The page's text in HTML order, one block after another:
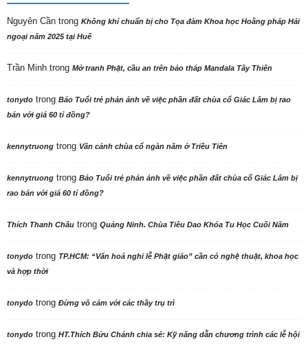
Nguyên Cần trong Không khí chuẩn bị cho Tọa đàm Khoa học Hoằng pháp Hải
ngoại năm 2025 tại Huế
Trần Minh trong Mở tranh Phật, cầu an trên bảo tháp Mandala Tây Thiên
tonydo trong Báo Tuổi trẻ phản ảnh về việc phần đất chùa cổ Giác Lâm bị rao
bán với giá 60 tỉ đồng?
kennytruong trong Vãn cảnh chùa cổ ngàn năm ở Triều Tiên
kennytruong trong Báo Tuổi trẻ phản ảnh về việc phần đất chùa cổ Giác Lâm bị
rao bán với giá 60 tỉ đồng?
Thích Thanh Châu trong Quảng Ninh. Chùa Tiêu Dao Khóa Tu Học Cuối Năm
tonydo trong TP.HCM: “Văn hoá nghi lễ Phật giáo” cần có nghệ thuật, khoa học
và hợp thời
tonydo trong Đừng vô cảm với các thầy trụ trì
tonydo trong HT.Thích Bửu Chánh chia sẻ: Kỹ năng dẫn chương trình các lễ hội